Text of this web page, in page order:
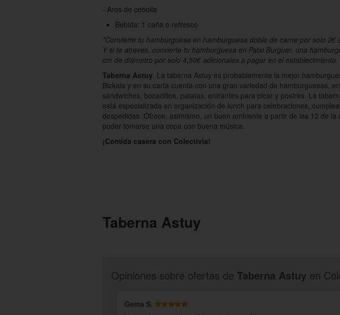
- Aros de cebolla
Bebida: 1 caña o refresco
*Convierte tu hamburguesa en hamburguesa doble de carne por solo 2€
Y si te atreves, convierte tu hamburguesa en Patxi Burguer, una
cm de diámetro por solo 4,50€ adicionales a pagar en el establecimiento.
Taberna Astuy. La taberna Astuy es probablemente la mejor
Bizkaia y en su carta cuenta con una gran variedad de hamburguesas,
sándwiches, bocadillos, patatas, entrantes para picar y postres. La
está especializada en organización de lunch para celebraciones,
despedidas. Ofrece, asimismo, un buen ambiente a partir de las 12 de la
poder tomarse una copa con buena música.
¡Comida casera con Colectivia!
Taberna Astuy
Opiniones sobre ofertas de Taberna Astuy en
Gema S.